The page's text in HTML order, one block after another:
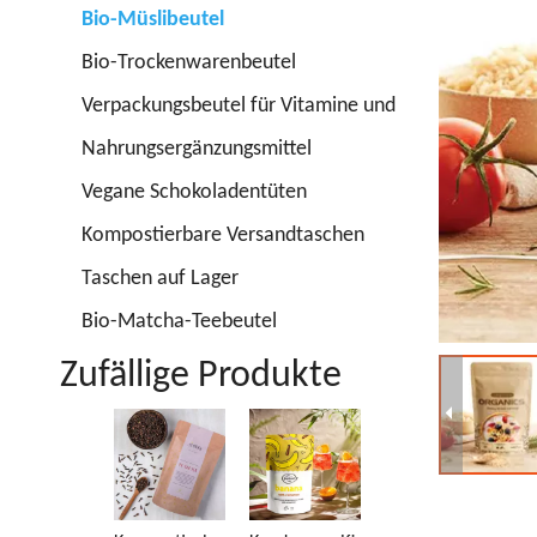
Bio-Müslibeutel
Bio-Trockenwarenbeutel
Verpackungsbeutel für Vitamine und
Nahrungsergänzungsmittel
Vegane Schokoladentüten
Kompostierbare Versandtaschen
Taschen auf Lager
Bio-Matcha-Teebeutel
Zufällige Produkte
Großhandel
recycelbare